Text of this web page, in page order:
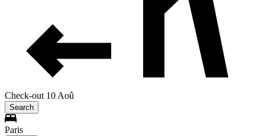
Check-out 10 Aoû
Search
Paris